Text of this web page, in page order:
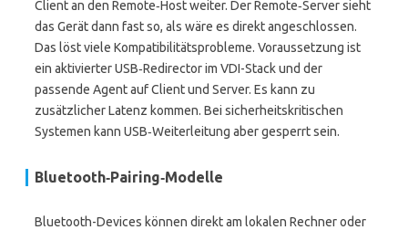
Client an den Remote‑Host weiter. Der Remote‑Server sieht
das Gerät dann fast so, als wäre es direkt angeschlossen.
Das löst viele Kompatibilitätsprobleme. Voraussetzung ist
ein aktivierter USB‑Redirector im VDI-Stack und der
passende Agent auf Client und Server. Es kann zu
zusätzlicher Latenz kommen. Bei sicherheitskritischen
Systemen kann USB‑Weiterleitung aber gesperrt sein.
Bluetooth‑Pairing‑Modelle
Bluetooth-Devices können direkt am lokalen Rechner oder